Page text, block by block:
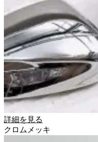
詳細を見る
クロムメッキ